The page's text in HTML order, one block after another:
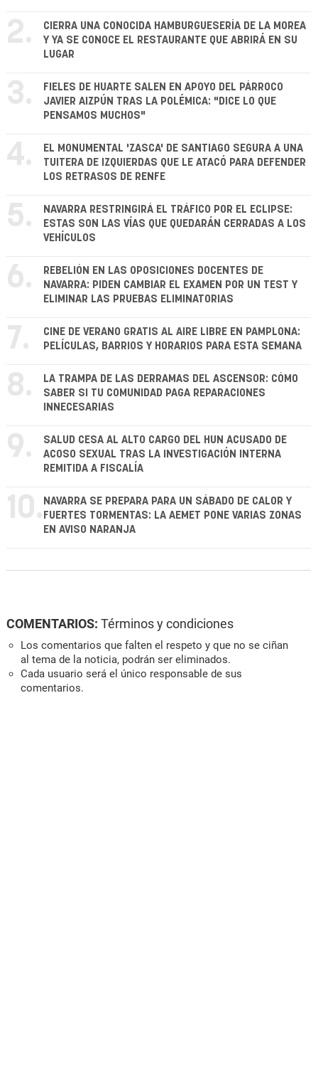
2.
CIERRA UNA CONOCIDA HAMBURGUESERÍA DE LA MOREA
Y YA SE CONOCE EL RESTAURANTE QUE ABRIRÁ EN SU
LUGAR
3.
FIELES DE HUARTE SALEN EN APOYO DEL PÁRROCO
JAVIER AIZPÚN TRAS LA POLÉMICA: "DICE LO QUE
PENSAMOS MUCHOS"
4.
EL MONUMENTAL 'ZASCA' DE SANTIAGO SEGURA A UNA
TUITERA DE IZQUIERDAS QUE LE ATACÓ PARA DEFENDER
LOS RETRASOS DE RENFE
5.
NAVARRA RESTRINGIRÁ EL TRÁFICO POR EL ECLIPSE:
ESTAS SON LAS VÍAS QUE QUEDARÁN CERRADAS A LOS
VEHÍCULOS
6.
REBELIÓN EN LAS OPOSICIONES DOCENTES DE
NAVARRA: PIDEN CAMBIAR EL EXAMEN POR UN TEST Y
ELIMINAR LAS PRUEBAS ELIMINATORIAS
7.
CINE DE VERANO GRATIS AL AIRE LIBRE EN PAMPLONA:
PELÍCULAS, BARRIOS Y HORARIOS PARA ESTA SEMANA
8.
LA TRAMPA DE LAS DERRAMAS DEL ASCENSOR: CÓMO
SABER SI TU COMUNIDAD PAGA REPARACIONES
INNECESARIAS
9.
SALUD CESA AL ALTO CARGO DEL HUN ACUSADO DE
ACOSO SEXUAL TRAS LA INVESTIGACIÓN INTERNA
REMITIDA A FISCALÍA
10. NAVARRA SE PREPARA PARA UN SÁBADO DE CALOR Y
FUERTES TORMENTAS: LA AEMET PONE VARIAS ZONAS
EN AVISO NARANJA
COMENTARIOS: Términos y condiciones
Los comentarios que falten el respeto y que no se ciñan
al tema de la noticia, podrán ser eliminados.
Cada usuario será el único responsable de sus
comentarios.